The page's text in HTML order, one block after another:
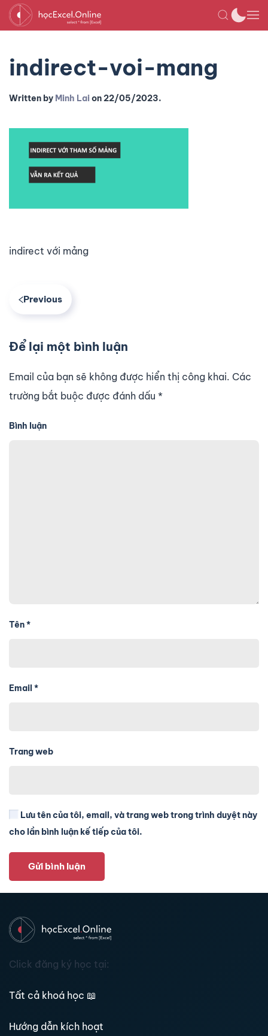
indirect-voi-mang
Written by Minh Laion22/05/2023.
indirect với mảng
Previous
Để lại một bình luận
Email của bạn sẽ không được hiển thị công khai. Các
trường bắt buộc được đánh dấu *
Bình luận
Tên*
Email *
Trang web
Lưu tên của tôi, email, và trang web trong trình duyệt này
cho lần bình luận kế tiếp của tôi.
Gửi bình luận
Click đăng ký học tại:
Tất cả khoá học 📖
Hướng dẫn kích hoạt